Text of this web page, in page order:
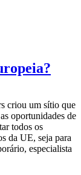
criou um sítio que
oportunidades de
todos os
da UE, seja para
especialista